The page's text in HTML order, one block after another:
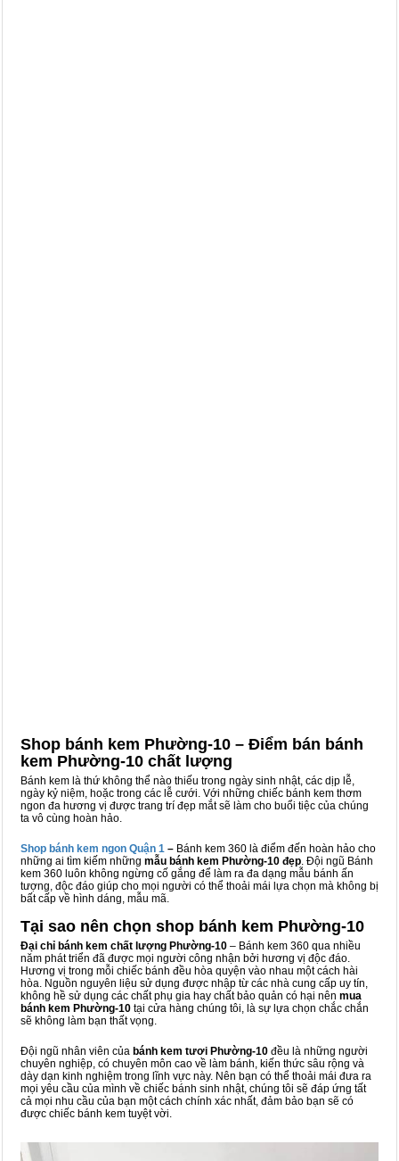
Shop bánh kem Phường-10 – Điểm bán bánh
kem Phường-10 chất lượng
Bánh kem là thứ không thể nào thiếu trong ngày sinh nhật, các dịp lễ,
ngày kỷ niệm, hoặc trong các lễ cưới. Với những chiếc bánh kem thơm
ngon đa hương vị được trang trí đẹp mắt sẽ làm cho buổi tiệc của chúng
ta vô cùng hoàn hảo.
Shop bánh kem ngon Quận 1 – Bánh kem 360 là điểm đến hoàn hảo cho
những ai tìm kiếm những mẫu bánh kem Phường-10 đẹp. Đội ngũ Bánh
kem 360 luôn không ngừng cố gắng để làm ra đa dạng mẫu bánh ấn
tượng, độc đáo giúp cho mọi người có thể thoải mái lựa chọn mà không bị
bất cấp về hình dáng, mẫu mã.
Tại sao nên chọn shop bánh kem Phường-10
Đại chỉ bánh kem chất lượng Phường-10 – Bánh kem 360 qua nhiều
năm phát triển đã được mọi người công nhận bởi hương vị độc đáo.
Hương vị trong mỗi chiếc bánh đều hòa quyện vào nhau một cách hài
hòa. Nguồn nguyên liệu sử dụng được nhập từ các nhà cung cấp uy tín,
không hề sử dụng các chất phụ gia hay chất bảo quản có hại nên mua
bánh kem Phường-10 tại cửa hàng chúng tôi, là sự lựa chọn chắc chắn
sẽ không làm bạn thất vọng.
Đội ngũ nhân viên của bánh kem tươi Phường-10 đều là những người
chuyên nghiệp, có chuyên môn cao về làm bánh, kiến thức sâu rộng và
dày dạn kinh nghiệm trong lĩnh vực này. Nên bạn có thể thoải mái đưa ra
mọi yêu cầu của mình về chiếc bánh sinh nhật, chúng tôi sẽ đáp ứng tất
cả mọi nhu cầu của bạn một cách chính xác nhất, đảm bảo bạn sẽ có
được chiếc bánh kem tuyệt vời.